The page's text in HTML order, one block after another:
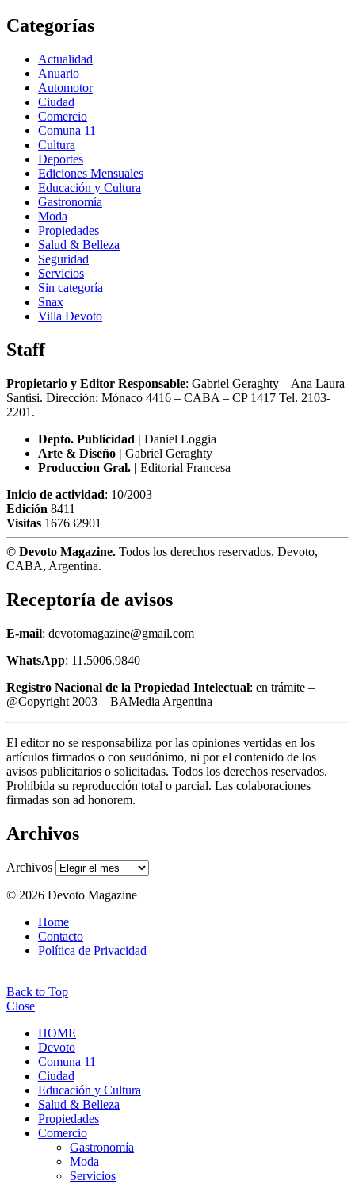
Categorías
Actualidad
Anuario
Automotor
Ciudad
Comercio
Comuna 11
Cultura
Deportes
Ediciones Mensuales
Educación y Cultura
Gastronomía
Moda
Propiedades
Salud & Belleza
Seguridad
Servicios
Sin categoría
Snax
Villa Devoto
Staff
Propietario y Editor Responsable: Gabriel Geraghty – Ana Laura
Santisi. Dirección: Mónaco 4416 – CABA – CP 1417 Tel. 2103-
2201.
Depto. Publicidad | Daniel Loggia
Arte & Diseño | Gabriel Geraghty
Produccion Gral. | Editorial Francesa
Inicio de actividad: 10/2003
Edición 8411
Visitas 167632901
© Devoto Magazine. Todos los derechos reservados. Devoto,
CABA, Argentina.
Receptoría de avisos
E-mail: devotomagazine@gmail.com
WhatsApp: 11.5006.9840
Registro Nacional de la Propiedad Intelectual: en trámite –
@Copyright 2003 – BAMedia Argentina
El editor no se responsabiliza por las opiniones vertidas en los
artículos firmados o con seudónimo, ni por el contenido de los
avisos publicitarios o solicitadas. Todos los derechos reservados.
Prohibida su reproducción total o parcial. Las colaboraciones
firmadas son ad honorem.
Archivos
Archivos
© 2026 Devoto Magazine
Home
Contacto
Política de Privacidad
Back to Top
Close
HOME
Devoto
Comuna 11
Ciudad
Educación y Cultura
Salud & Belleza
Propiedades
Comercio
Gastronomía
Moda
Servicios